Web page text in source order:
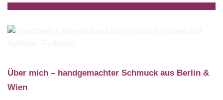
Über mich – handgemachter Schmuck aus Berlin &
Wien